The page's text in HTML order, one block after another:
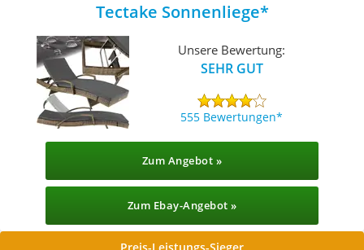
Tectake Sonnenliege
Unsere Bewertung:
SEHR GUT
555 Bewertungen
Zum Angebot »
Zum Ebay-Angebot »